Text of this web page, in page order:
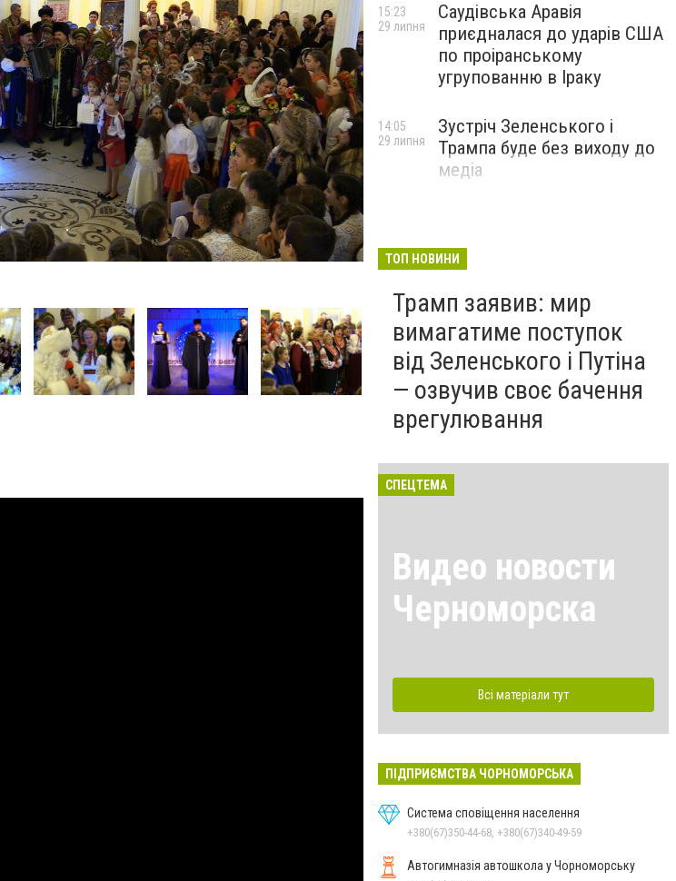
Саудівська Аравія
приєдналася до ударів США
по проіранському
угрупованню в Іраку
15:23
29 липня
Зустріч Зеленського і
Трампа буде без виходу до
медіа
14:05
29 липня
ТОП НОВИНИ
Трамп заявив: мир
вимагатиме поступок
від Зеленського і Путіна
— озвучив своє бачення
врегулювання
СПЕЦТЕМА
Видео новости
Черноморска
Всі матеріали тут
ПІДПРИЄМСТВА ЧОРНОМОРСЬКА
Система сповіщення населення
+380(67)350-44-68, +380(67)340-49-59
Автогимназія автошкола у Чорноморську